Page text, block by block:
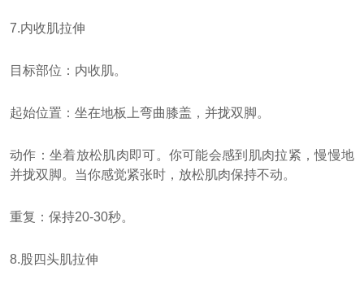
7.内收肌拉伸
目标部位：内收肌。
起始位置：坐在地板上弯曲膝盖，并拢双脚。
动作：坐着放松肌肉即可。你可能会感到肌肉拉紧，慢慢地
并拢双脚。当你感觉紧张时，放松肌肉保持不动。
重复：保持20-30秒。
8.股四头肌拉伸